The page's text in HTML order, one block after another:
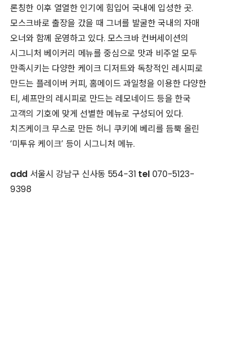
론칭한 이후 열열한 인기에 힘입어 국내에 입성한 곳.
모스크바로 출장을 갔을 때 그녀를 발굴한 국내의 자매
오너와 함께 운영하고 있다. 모스크바 컨버세이션의
시그니처 베이커리 메뉴를 중심으로 맛과 비주얼 모두
만족시키는 다양한 케이크 디저트와 독창적인 레시피로
만드는 플레이버 커피, 홈메이드 과일청을 이용한 다양한
티, 셰프만의 레시피로 만드는 레모네이드 등을 한국
고객의 기호에 맞게 선별한 메뉴로 구성되어 있다.
치즈케이크 무스로 만든 허니 쿠키에 베리를 듬뿍 올린
‘미투유 케이크’ 등이 시그니처 메뉴.
add 서울시 강남구 신사동 554-31 tel 070-5123-
9398